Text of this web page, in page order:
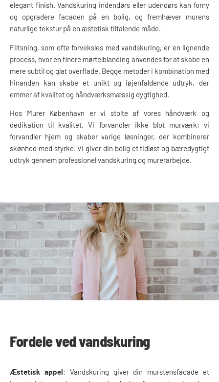
elegant finish. Vandskuring indendørs eller udendørs kan forny
og opgradere facaden på en bolig, og fremhæver murens
naturlige tekstur på en æstetisk tiltalende måde.
Filtsning, som ofte forveksles med vandskuring, er en lignende
process, hvor en finere mørtelblanding anvendes for at skabe en
mere subtil og glat overflade. Begge metoder i kombination med
hinanden kan skabe et unikt og iøjenfaldende udtryk, der
emmer af kvalitet og håndværksmæssig dygtighed.
Hos Murer København er vi stolte af vores håndværk og
dedikation til kvalitet. Vi forvandler ikke blot murværk; vi
forvandler hjem og skaber varige løsninger, der kombinerer
skønhed med styrke. Vi giver din bolig et tidløst og bæredygtigt
udtryk gennem professionel vandskuring og murerarbejde.
Fordele ved vandskuring
Æstetisk appel: Vandskuring giver din murstensfacade et